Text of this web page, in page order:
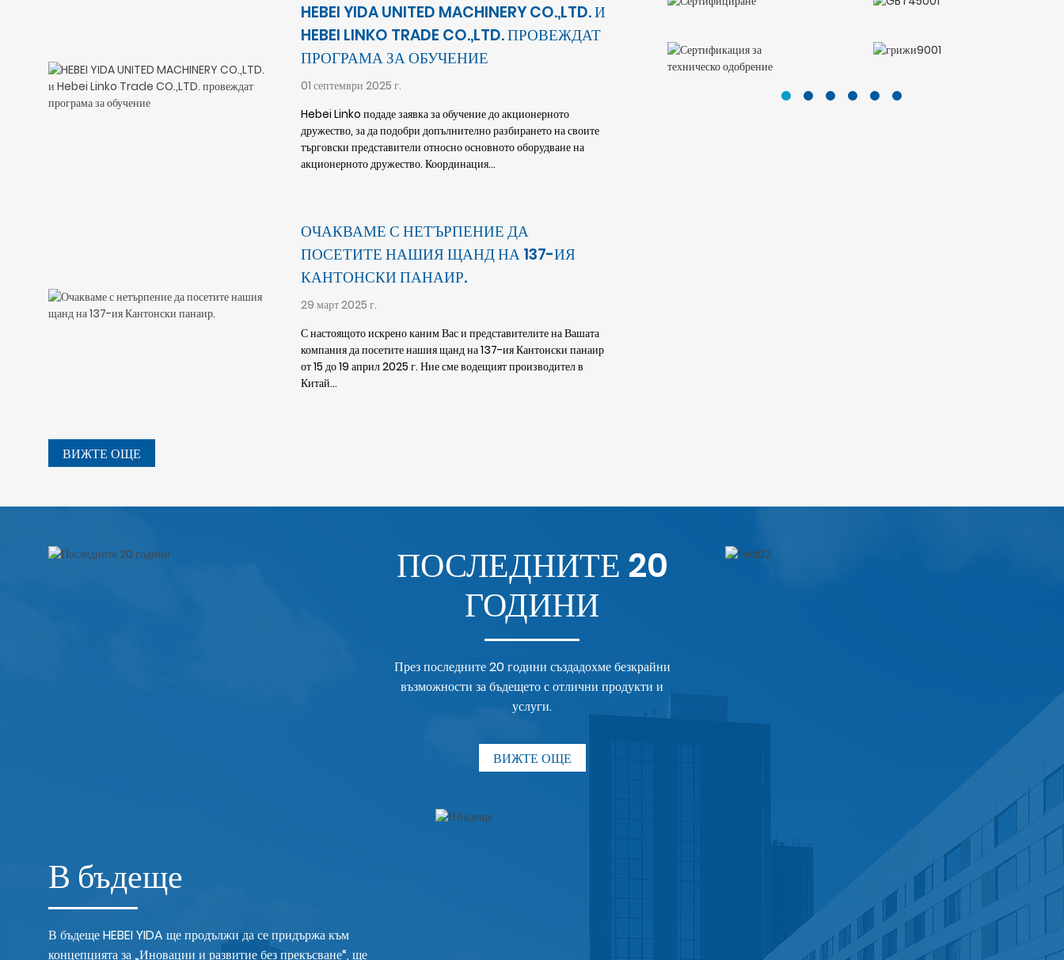
HEBEI YIDA UNITED MACHINERY CO.,LTD. И
HEBEI LINKO TRADE CO.,LTD. ПРОВЕЖДАТ
ПРОГРАМА ЗА ОБУЧЕНИЕ
01 септември 2025 г.
Hebei Linko подаде заявка за обучение до акционерното
дружество, за да подобри допълнително разбирането на своите
търговски представители относно основното оборудване на
акционерното дружество. Координация...
ОЧАКВАМЕ С НЕТЪРПЕНИЕ ДА
ПОСЕТИТЕ НАШИЯ ЩАНД НА 137-ИЯ
КАНТОНСКИ ПАНАИР.
29 март 2025 г.
С настоящото искрено каним Вас и представителите на Вашата
компания да посетите нашия щанд на 137-ия Кантонски панаир
от 15 до 19 април 2025 г. Ние сме водещият производител в
Китай...
ВИЖТЕ ОЩЕ
ПОСЛЕДНИТЕ 20
ГОДИНИ
През последните 20 години създадохме безкрайни
възможности за бъдещето с отлични продукти и
услуги.
ВИЖТЕ ОЩЕ
В бъдеще
В бъдеще HEBEI YIDA ще продължи да се придържа към
концепцията за „Иновации и развитие без прекъсване“, ще